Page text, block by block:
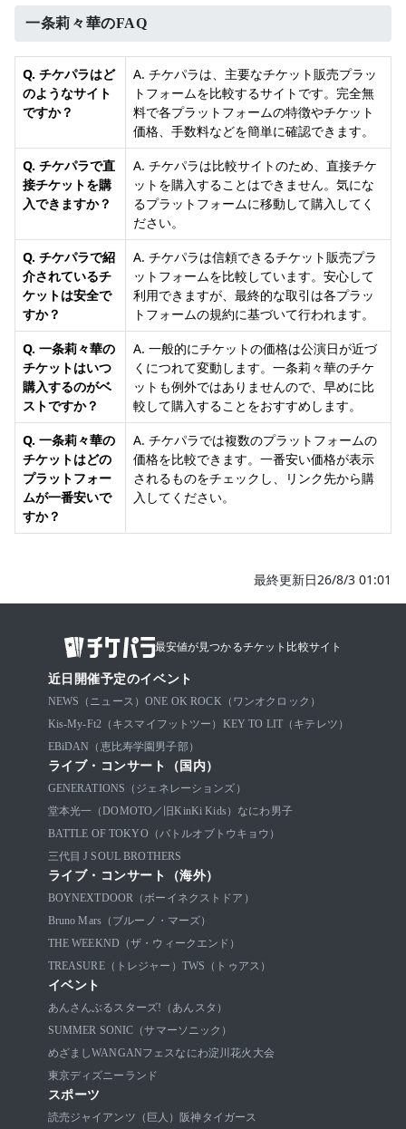
一条莉々華のFAQ
Q. チケパラはど
のようなサイト
ですか？
A. チケパラは、主要なチケット販売プラッ
トフォームを比較するサイトです。完全無
料で各プラットフォームの特徴やチケット
価格、手数料などを簡単に確認できます。
Q. チケパラで直
接チケットを購
入できますか？
A. チケパラは比較サイトのため、直接チケ
ットを購入することはできません。気にな
るプラットフォームに移動して購入してく
ださい。
Q. チケパラで紹
介されているチ
ケットは安全で
すか？
A. チケパラは信頼できるチケット販売プラ
ットフォームを比較しています。安心して
利用できますが、最終的な取引は各プラッ
トフォームの規約に基づいて行われます。
Q. 一条莉々華の
チケットはいつ
購入するのがベ
ストですか？
A. 一般的にチケットの価格は公演日が近づ
くにつれて変動します。一条莉々華のチケ
ットも例外ではありませんので、早めに比
較して購入することをおすすめします。
Q. 一条莉々華の
チケットはどの
プラットフォー
ムが一番安いで
すか？
A. チケパラでは複数のプラットフォームの
価格を比較できます。一番安い価格が表示
されるものをチェックし、リンク先から購
入してください。
最終更新日26/8/3 01:01
最安値が見つかるチケット比較サイト
近日開催予定のイベント
NEWS（ニュース） ONE OK ROCK（ワンオクロック）
Kis-My-Ft2（キスマイフットツー） KEY TO LIT（キテレツ）
EBiDAN（恵比寿学園男子部）
ライブ・コンサート（国内）
GENERATIONS（ジェネレーションズ）
堂本光一（DOMOTO／旧KinKi Kids） なにわ男子
BATTLE OF TOKYO（バトルオブトウキョウ）
三代目 J SOUL BROTHERS
ライブ・コンサート（海外）
BOYNEXTDOOR（ボーイネクストドア）
Bruno Mars（ブルーノ・マーズ）
THE WEEKND（ザ・ウィークエンド）
TREASURE（トレジャー） TWS（トゥアス）
イベント
あんさんぶるスターズ!（あんスタ）
SUMMER SONIC（サマーソニック）
めざましWANGANフェスなにわ淀川花火大会
東京ディズニーランド
スポーツ
読売ジャイアンツ（巨人） 阪神タイガース